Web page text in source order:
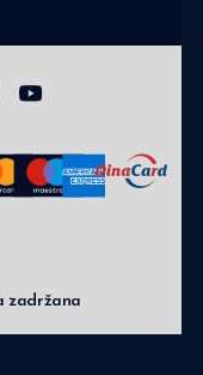
zadržana